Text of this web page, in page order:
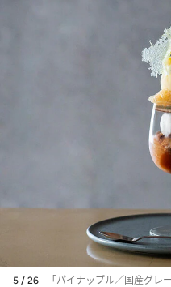
5 / 26
「パイナップル／国産グ